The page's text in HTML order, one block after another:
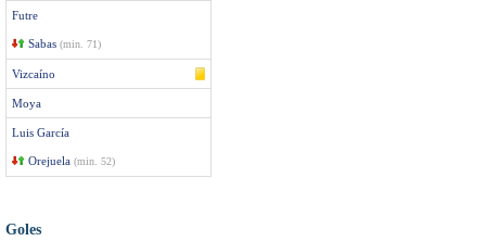
Futre
Sabas (min. 71)
Vizcaíno
Moya
Luis García
Orejuela (min. 52)
Goles